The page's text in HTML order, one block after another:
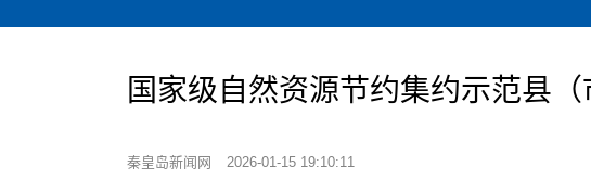
国家级自然资源节约集约示范县
秦皇岛新闻网 2026-01-15 19:10:11